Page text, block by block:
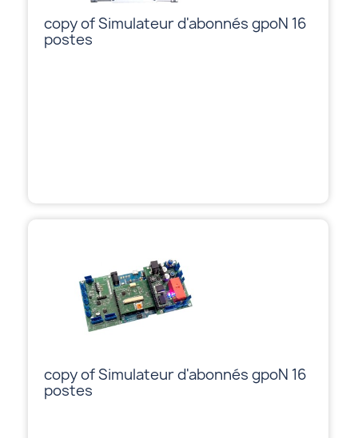
copy of Simulateur d'abonnés gpoN 16
postes
copy of Simulateur d'abonnés gpoN 16
postes